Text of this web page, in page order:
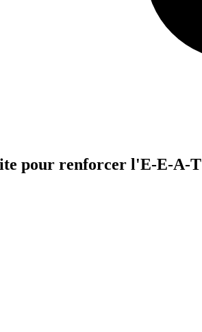
pour renforcer l'E-E-A-T